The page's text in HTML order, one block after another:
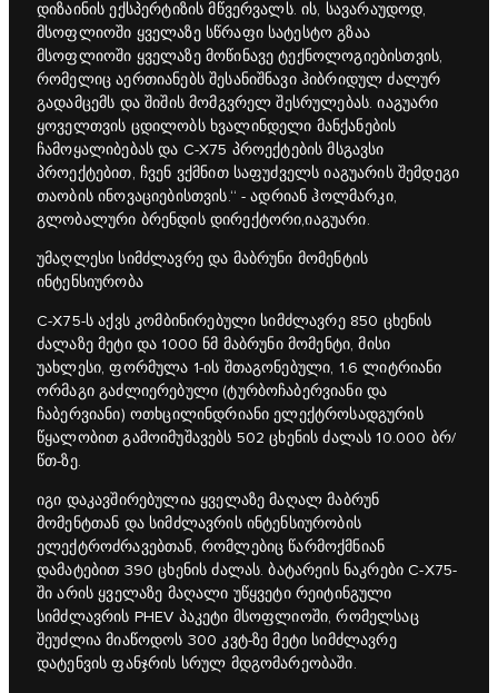
დიზაინის ექსპერტიზის მწვერვალს. ის, სავარაუდოდ,
მსოფლიოში ყველაზე სწრაფი სატესტო გზაა
მსოფლიოში ყველაზე მოწინავე ტექნოლოგიებისთვის,
რომელიც აერთიანებს შესანიშნავი ჰიბრიდულ ძალურ
გადამცემს და შიშის მომგვრელ შესრულებას. იაგუარი
ყოველთვის ცდილობს ხვალინდელი მანქანების
ჩამოყალიბებას და C‑X75 პროექტების მსგავსი
პროექტებით, ჩვენ ვქმნით საფუძველს იაგუარის შემდეგი
თაობის ინოვაციებისთვის.“ - ადრიან ჰოლმარკი,
გლობალური ბრენდის დირექტორი,იაგუარი.
უმაღლესი სიმძლავრე და მაბრუნი მომენტის
ინტენსიურობა
C‑X75-ს აქვს კომბინირებული სიმძლავრე 850 ცხენის
ძალაზე მეტი და 1000 ნმ მაბრუნი მომენტი, მისი
უახლესი, ფორმულა 1-ის შთაგონებული, 1.6 ლიტრიანი
ორმაგი გაძლიერებული (ტურბოჩაბერვიანი და
ჩაბერვიანი) ოთხცილინდრიანი ელექტროსადგურის
წყალობით გამოიმუშავებს 502 ცხენის ძალას 10.000 ბრ/
წთ-ზე.
იგი დაკავშირებულია ყველაზე მაღალ მაბრუნ
მომენტთან და სიმძლავრის ინტენსიურობის
ელექტროძრავებთან, რომლებიც წარმოქმნიან
დამატებით 390 ცხენის ძალას. ბატარეის ნაკრები C‑X75-
ში არის ყველაზე მაღალი უწყვეტი რეიტინგული
სიმძლავრის PHEV პაკეტი მსოფლიოში, რომელსაც
შეუძლია მიაწოდოს 300 კვტ-ზე მეტი სიმძლავრე
დატენვის ფანჯრის სრულ მდგომარეობაში.